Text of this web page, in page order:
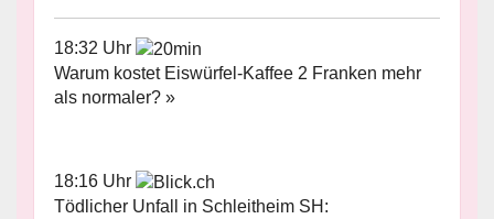
18:32 Uhr
Warum kostet Eiswürfel-Kaffee 2 Franken mehr
als normaler? »
18:16 Uhr
Tödlicher Unfall in Schleitheim SH: